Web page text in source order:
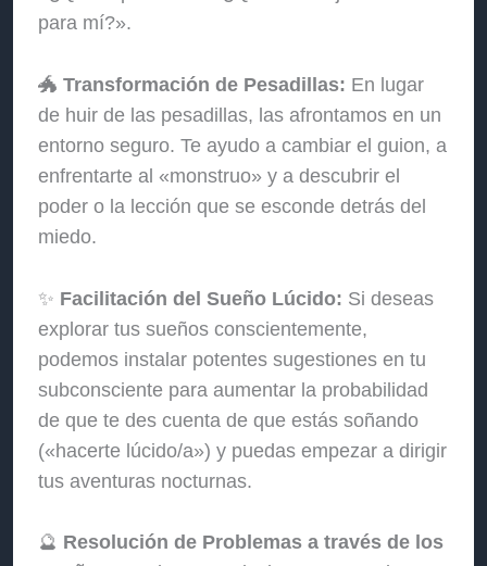
para mí?».
🐲Transformación de Pesadillas: En lugar
de huir de las pesadillas, las afrontamos en un
entorno seguro. Te ayudo a cambiar el guion, a
enfrentarte al «monstruo» y a descubrir el
poder o la lección que se esconde detrás del
miedo.
✨ Facilitación del Sueño Lúcido: Si deseas
explorar tus sueños conscientemente,
podemos instalar potentes sugestiones en tu
subconsciente para aumentar la probabilidad
de que te des cuenta de que estás soñando
(«hacerte lúcido/a») y puedas empezar a dirigir
tus aventuras nocturnas.
🔮 Resolución de Problemas a través de los